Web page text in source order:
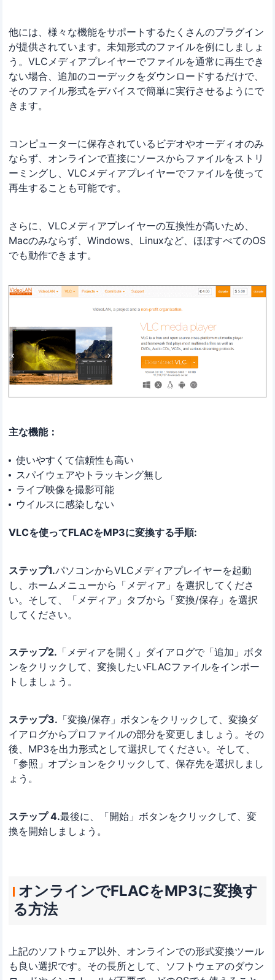
他には、様々な機能をサポートするたくさんのプラグイン
が提供されています。未知形式のファイルを例にしましょ
う。VLCメディアプレイヤーでファイルを通常に再生でき
ない場合、追加のコーデックをダウンロードするだけで、
そのファイル形式をデバイスで簡単に実行させるようにで
きます。
コンピューターに保存されているビデオやオーディオのみ
ならず、オンラインで直接にソースからファイルをストリ
ーミングし、VLCメディアプレイヤーでファイルを使って
再生することも可能です。
さらに、VLCメディアプレイヤーの互換性が高いため、
Macのみならず、Windows、Linuxなど、ほぼすべてのOS
でも動作できます。
主な機能：
使いやすくて信頼性も高い
スパイウェアやトラッキング無し
ライブ映像を撮影可能
ウイルスに感染しない
VLCを使ってFLACをMP3に変換する手順:
ステップ1.パソコンからVLCメディアプレイヤーを起動
し、ホームメニューから「メディア」を選択してくださ
い。そして、「メディア」タブから「変換/保存」を選択
してください。
ステップ2. 「メディアを開く」ダイアログで「追加」ボタ
ンをクリックして、変換したいFLACファイルをインポー
トしましょう。
ステップ3. 「変換/保存」ボタンをクリックして、変換ダ
イアログからプロファイルの部分を変更しましょう。その
後、MP3を出力形式として選択してください。そして、
「参照」オプションをクリックして、保存先を選択しまし
ょう。
ステップ 4.最後に、「開始」ボタンをクリックして、変
換を開始しましょう。
オンラインでFLACをMP3に変換す
る方法
上記のソフトウェア以外、オンラインでの形式変換ツール
も良い選択です。その長所として、ソフトウェアのダウン